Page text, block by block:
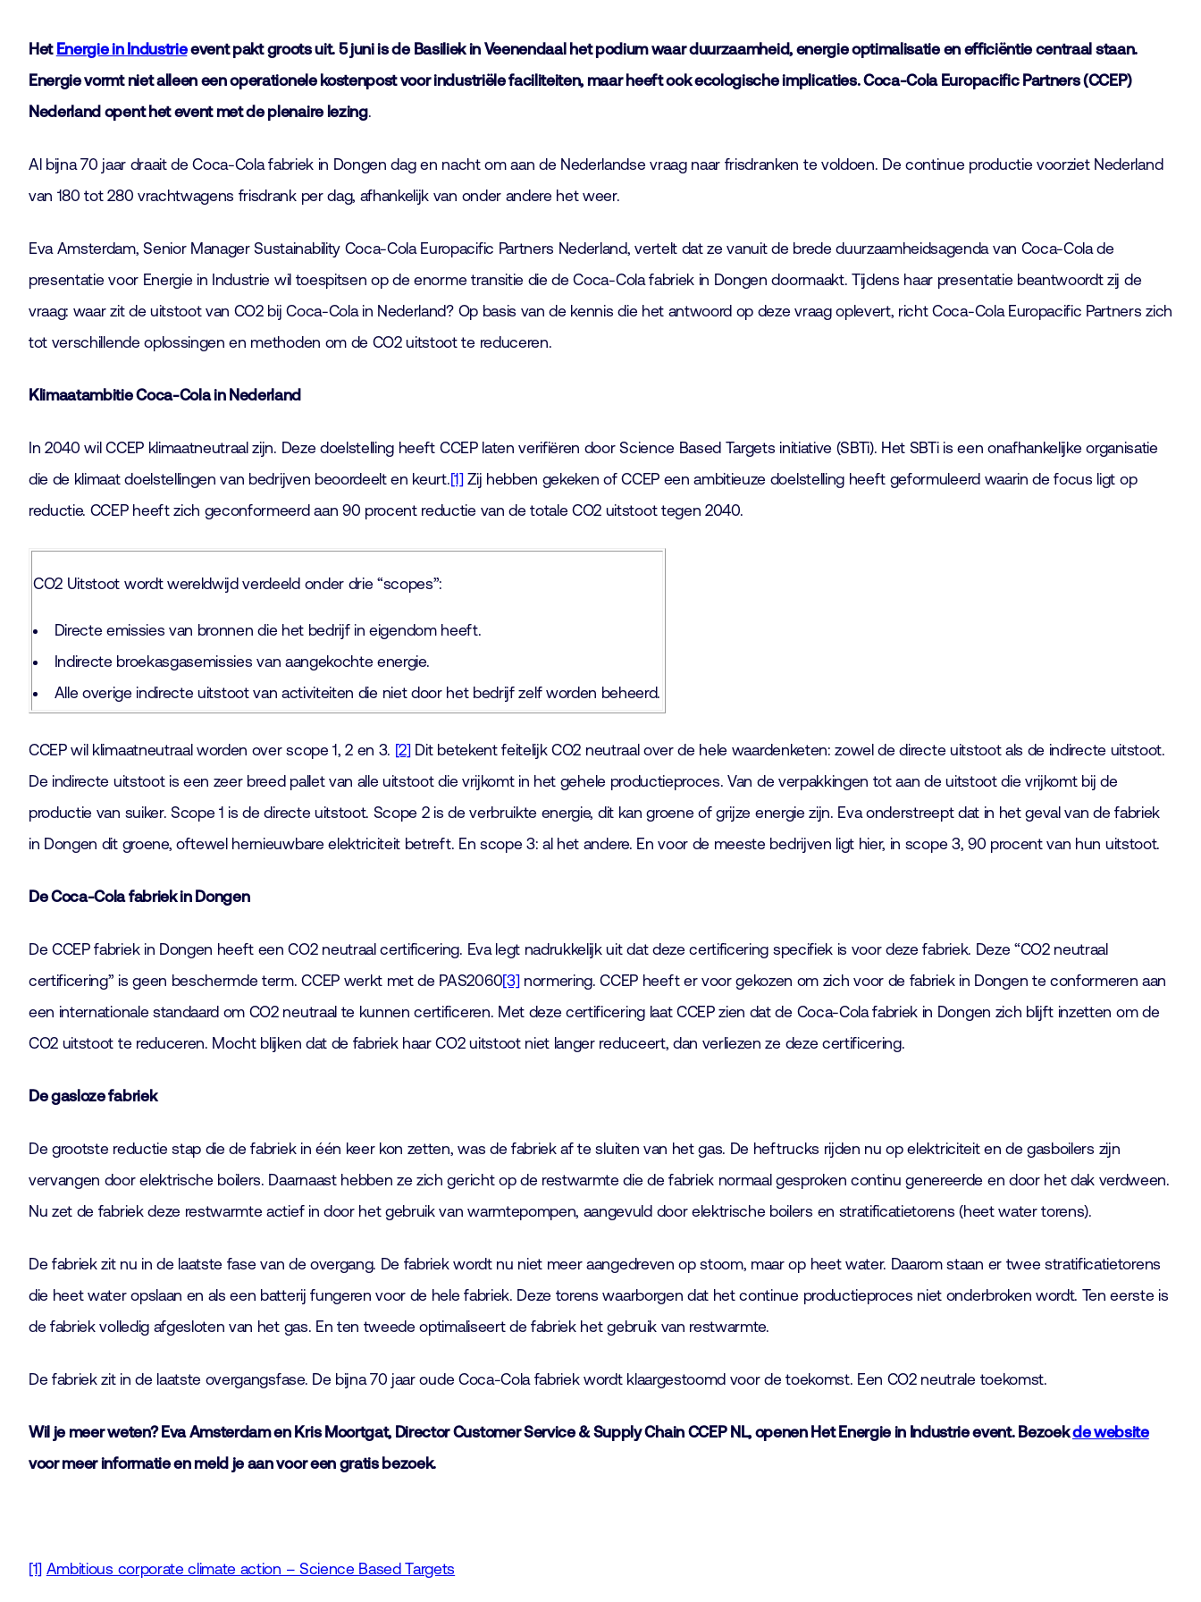
Het Energie in Industrieevent pakt groots uit. 5 juni is de Basiliek in Veenendaal het podium waar duurzaamheid, energie optimalisatie en efficiëntie centraal staan.
Energie vormt niet alleen een operationele kostenpost voor industriële faciliteiten, maar heeft ook ecologische implicaties. Coca-Cola Europacific Partners (CCEP)
Nederland opent het event met de plenaire lezing.
Al bijna 70 jaar draait de Coca-Cola fabriek in Dongen dag en nacht om aan de Nederlandse vraag naar frisdranken te voldoen. De continue productie voorziet Nederland
van 180 tot 280 vrachtwagens frisdrank per dag, afhankelijk van onder andere het weer.
Eva Amsterdam, Senior Manager Sustainability Coca-Cola Europacific Partners Nederland, vertelt dat ze vanuit de brede duurzaamheidsagenda van Coca-Cola de
presentatie voor Energie in Industrie wil toespitsen op de enorme transitie die de Coca-Cola fabriek in Dongen doormaakt. Tijdens haar presentatie beantwoordt zij de
vraag: waar zit de uitstoot van CO2 bij Coca-Cola in Nederland? Op basis van de kennis die het antwoord op deze vraag oplevert, richt Coca-Cola Europacific Partners zich
tot verschillende oplossingen en methoden om de CO2 uitstoot te reduceren.
Klimaatambitie Coca-Cola in Nederland
In 2040 wil CCEP klimaatneutraal zijn. Deze doelstelling heeft CCEP laten verifiëren door Science Based Targets initiative (SBTi). Het SBTi is een onafhankelijke organisatie
die de klimaat doelstellingen van bedrijven beoordeelt en keurt.[1] Zij hebben gekeken of CCEP een ambitieuze doelstelling heeft geformuleerd waarin de focus ligt op
reductie. CCEP heeft zich geconformeerd aan 90 procent reductie van de totale CO2 uitstoot tegen 2040.
CO2 Uitstoot wordt wereldwijd verdeeld onder drie “scopes”:
Directe emissies van bronnen die het bedrijf in eigendom heeft.
Indirecte broekasgasemissies van aangekochte energie.
Alle overige indirecte uitstoot van activiteiten die niet door het bedrijf zelf worden beheerd.
CCEP wil klimaatneutraal worden over scope 1, 2 en 3. [2] Dit betekent feitelijk CO2 neutraal over de hele waardenketen: zowel de directe uitstoot als de indirecte uitstoot.
De indirecte uitstoot is een zeer breed pallet van alle uitstoot die vrijkomt in het gehele productieproces. Van de verpakkingen tot aan de uitstoot die vrijkomt bij de
productie van suiker. Scope 1 is de directe uitstoot. Scope 2 is de verbruikte energie, dit kan groene of grijze energie zijn. Eva onderstreept dat in het geval van de fabriek
in Dongen dit groene, oftewel hernieuwbare elektriciteit betreft. En scope 3: al het andere. En voor de meeste bedrijven ligt hier, in scope 3, 90 procent van hun uitstoot.
De Coca-Cola fabriek in Dongen
De CCEP fabriek in Dongen heeft een CO2 neutraal certificering. Eva legt nadrukkelijk uit dat deze certificering specifiek is voor deze fabriek. Deze “CO2 neutraal
certificering” is geen beschermde term. CCEP werkt met de PAS2060[3] normering. CCEP heeft er voor gekozen om zich voor de fabriek in Dongen te conformeren aan
een internationale standaard om CO2 neutraal te kunnen certificeren. Met deze certificering laat CCEP zien dat de Coca-Cola fabriek in Dongen zich blijft inzetten om de
CO2 uitstoot te reduceren. Mocht blijken dat de fabriek haar CO2 uitstoot niet langer reduceert, dan verliezen ze deze certificering.
De gasloze fabriek
De grootste reductie stap die de fabriek in één keer kon zetten, was de fabriek af te sluiten van het gas. De heftrucks rijden nu op elektriciteit en de gasboilers zijn
vervangen door elektrische boilers. Daarnaast hebben ze zich gericht op de restwarmte die de fabriek normaal gesproken continu genereerde en door het dak verdween.
Nu zet de fabriek deze restwarmte actief in door het gebruik van warmtepompen, aangevuld door elektrische boilers en stratificatietorens (heet water torens).
De fabriek zit nu in de laatste fase van de overgang. De fabriek wordt nu niet meer aangedreven op stoom, maar op heet water. Daarom staan er twee stratificatietorens
die heet water opslaan en als een batterij fungeren voor de hele fabriek. Deze torens waarborgen dat het continue productieproces niet onderbroken wordt. Ten eerste is
de fabriek volledig afgesloten van het gas. En ten tweede optimaliseert de fabriek het gebruik van restwarmte.
De fabriek zit in de laatste overgangsfase. De bijna 70 jaar oude Coca-Cola fabriek wordt klaargestoomd voor de toekomst. Een CO2 neutrale toekomst.
Wil je meer weten? Eva Amsterdam en Kris Moortgat, Director Customer Service & Supply Chain CCEP NL, openen Het Energie in Industrie event. Bezoekde website
voor meer informatie en meld je aan voor een gratis bezoek.
[1] Ambitious corporate climate action – Science Based Targets